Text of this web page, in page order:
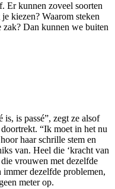
Er kunnen zoveel soorten
kiezen? Waarom steken
Dan kunnen we buiten
is, is passé”, zegt ze alsof
“Ik moet in het nu
haar schrille stem en
van. Heel die ‘kracht van
die vrouwen met dezelfde
immer dezelfde problemen,
meter op.